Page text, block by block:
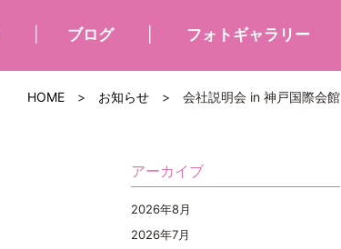
ブログ フォトギャラリー
HOME > お知らせ > 会社説明会 in 神戸国際会館
アーカイブ
2026年8月
2026年7月